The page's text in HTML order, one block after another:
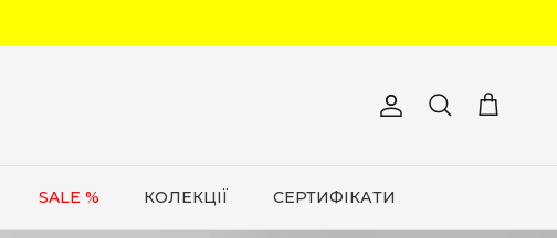
Обліковий запис
Пошук Кошик
SALE % КОЛЕКЦІЇ СЕРТИФІКАТИ